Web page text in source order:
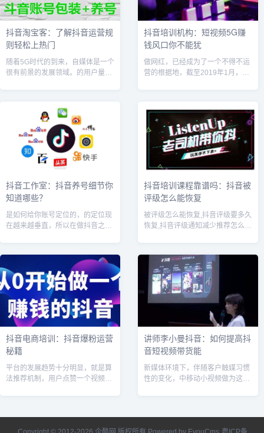
抖音淘宝客：了解抖音运营规
则轻松上热门
随着5G时代的到来，自媒体是一个
很有前景的发展领域。的用户量庞
抖音培训机构：短视频5G赚
钱风口你不能犹
做网红，已经成为了一个不得不运
营的根据地，截至2019年1月，抖
众多...
抖音工作室：抖音养号细节你
知道哪些？
是如何给你账号定位的，的定位现
在越来越垂直，所以在做抖音之
抖音培训课程靠谱吗：抖音被
评级怎么能恢复
被评级怎么能恢复,抖音评级要多久
恢复,抖音评级通知减少推荐怎么办
通知，大致分为两种：垃圾广告，
视频...
抖音电商培训：抖音爆粉运营
秘籍
平台的发展趋势十分明显，就是算
法推荐机制，用户点赞一个视频的
讲师李小曼抖音：如何提高抖
音短视频带货能
新媒体环境下，伴随客户触媒习惯
性的变化，中移动小视频做为这种